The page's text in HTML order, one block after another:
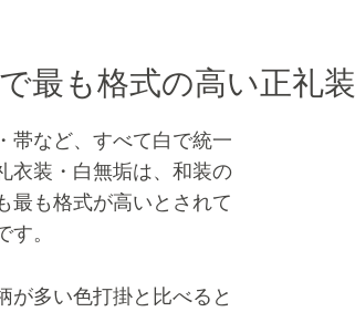
最も格式の高い正礼装
帯など、すべて白で統一
衣装・白無垢は、和装の
最も格式が高いとされて
。
が多い色打掛と比べると